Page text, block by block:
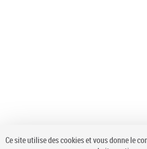
Ce site utilise des cookies et vous donne le